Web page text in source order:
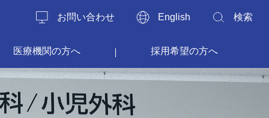
お問い合わせ English 検索
医療機関の方へ 採用希望の方へ